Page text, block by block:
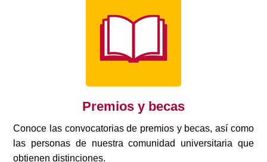
Premios y becas
Conoce las convocatorias de premios y becas, así como
las personas de nuestra comunidad universitaria que
obtienen distinciones.